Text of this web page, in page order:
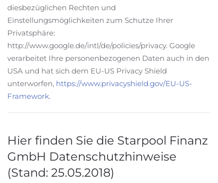
diesbezüglichen Rechten und
Einstellungsmöglichkeiten zum Schutze Ihrer
Privatsphäre:
http://www.google.de/intl/de/policies/privacy. Google
verarbeitet Ihre personenbezogenen Daten auch in den
USA und hat sich dem EU-US Privacy Shield
unterworfen, https://www.privacyshield.gov/EU-US-
Framework.
Hier finden Sie die Starpool Finanz
GmbH Datenschutzhinweise
(Stand: 25.05.2018)